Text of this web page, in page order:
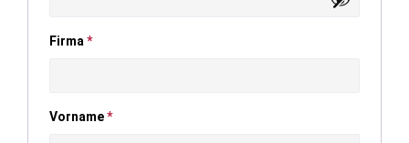
Firma *
Vorname*